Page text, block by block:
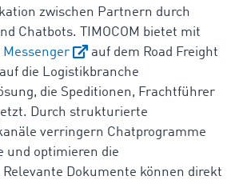
zwischen Partnern durch
Chatbots. TIMOCOM bietet mit
Messenger
auf dem Road Freight
die Logistikbranche
die Speditionen, Frachtführer
Durch strukturierte
verringern Chatprogramme
und optimieren die
Dokumente können direkt